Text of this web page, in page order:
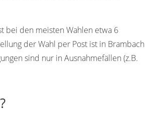
bei den meisten Wahlen etwa 6
der Wahl per Post ist in Brambach
sind nur in Ausnahmefällen (z.B.